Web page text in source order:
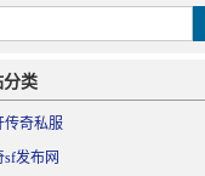
分类
传奇私服
sf发布网